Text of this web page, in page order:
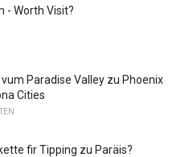
- Worth Visit?
Paradise Valley zu Phoenix
Cities
fir Tipping zu Paräis?